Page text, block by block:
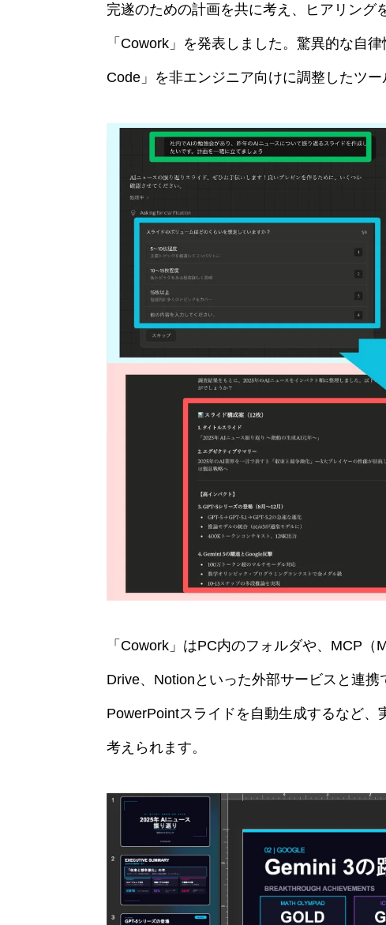
完遂のための計画を共に考え、ヒアリン
「Cowork」を発表しました。驚異的な自
Code」を非エンジニア向けに調整したツー
「Cowork」はPC内のフォルダや、MCP
Drive、Notionといった外部サービスと連
PowerPointスライドを自動生成するなど
考えられます。